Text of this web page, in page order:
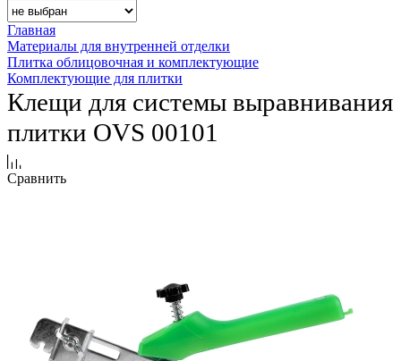
Главная
Материалы для внутренней отделки
Плитка облицовочная и комплектующие
Комплектующие для плитки
Клещи для системы выравнивания
плитки OVS 00101
Сравнить